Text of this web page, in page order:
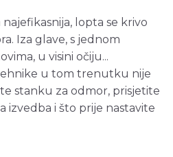
lopta se krivo
Iza glave, s jednom
u visini očiju...
u tom trenutku nije
stanku za odmor, prisjetite
izvedba i što prije nastavite